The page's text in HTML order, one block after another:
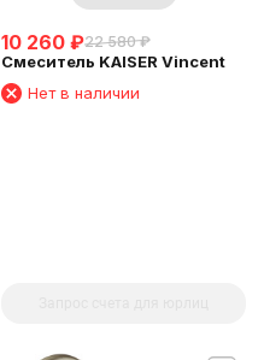
10 260 ₽22 580 ₽
Смеситель KAISER Vincent
Нет в наличии